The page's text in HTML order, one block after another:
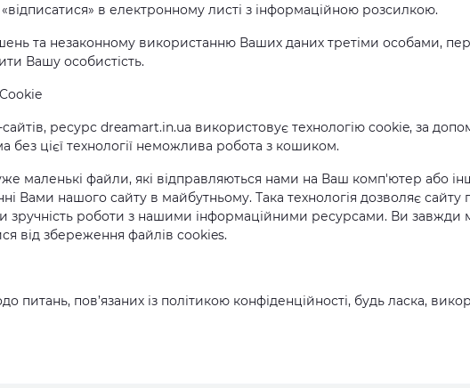
в електронному листі з інформаційною розсилкою.
та незаконному використанню Ваших даних третіми особами,
Вашу особистість.
сайтів, ресурс dreamart.in.ua використовує технологію cookie, за
без цієї технології неможлива робота з кошиком.
маленькі файли, які відправляються нами на Ваш комп'ютер або
Вами нашого сайту в майбутньому. Така технологія дозволяє сайту
зручність роботи з нашими інформаційними ресурсами. Ви завжди
від збереження файлів cookies.
питань, пов’язаних із політикою конфіденційності, будь ласка,